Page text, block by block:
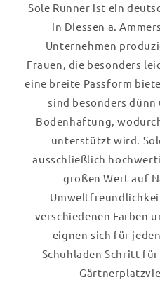
Sole Runner ist ein
in Diessen a.
Unternehmen
Frauen, die besonders
eine breite Passform
sind besonders
Bodenhaftung,
unterstützt wird.
ausschließlich
großen Wert auf
verschiedenen Farben
eignen sich für
Schuhladen Schritt